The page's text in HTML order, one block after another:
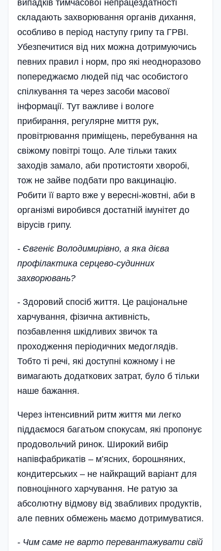
випадків тимчасової непрацездатності
складають захворювання органів дихання,
особливо в період наступу грипу та ГРВІ.
Убезпечитися від них можна дотримуючись
певних правил і норм, про які неодноразово
попереджаємо людей під час особистого
спілкування та через засоби масової
інформації. Тут важливе і вологе
прибирання, регулярне миття рук,
провітрювання приміщень, перебування на
свіжому повітрі тощо. Але тільки таких
заходів замало, аби протистояти хворобі,
тож не зайве подбати про вакцинацію.
Робити її варто вже у вересні-жовтні, аби в
організмі виробився достатній імунітет до
вірусів грипу.
- Євгеніє Володимирівно, а яка дієва
профілактика серцево-судинних
захворювань?
- Здоровий спосіб життя. Це раціональне
харчування, фізична активність,
позбавлення шкідливих звичок та
проходження періодичних медоглядів.
Тобто ті речі, які доступні кожному і не
вимагають додаткових затрат, було б тільки
наше бажання.
Через інтенсивний ритм життя ми легко
піддаємося багатьом спокусам, які пропонує
продовольчий ринок. Широкий вибір
напівфабрикатів – м’ясних, борошняних,
кондитерських – не найкращий варіант для
повноцінного харчування. Не ратую за
абсолютну відмову від звабливих продуктів,
але певних обмежень маємо дотримуватися.
- Чим саме не варто перевантажувати свій